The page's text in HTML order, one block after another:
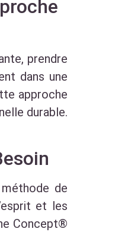
prendre
dans une
approche
durable.
de
et les
Concept®